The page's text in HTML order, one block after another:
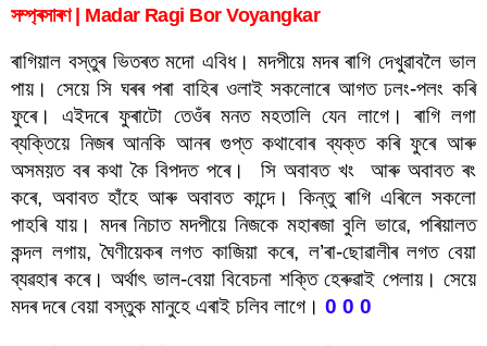
সম্প্ৰসাৰণ | Madar Ragi Bor Voyangkar
ৰাগিয়াল বস্তুৰ ভিতৰত মদো এবিধ। মদপীয়ে মদৰ ৰাগি দেখুৱাবলৈ ভাল
পায়। সেয়ে সি ঘৰৰ পৰা বাহিৰ ওলাই সকলোৰে আগত ঢলং-পলং কৰি
ফুৰে। এইদৰে ফুৰাটো তেওঁৰ মনত মহতালি যেন লাগে। ৰাগি লগা
ব্যক্তিয়ে নিজৰ আনকি আনৰ গুপ্ত কথাবোৰ ব্যক্ত কৰি ফুৰে আৰু
অসময়ত বৰ কথা কৈ বিপদত পৰে।  সি অবাবত খং  আৰু অবাবত ৰং
কৰে, অবাবত হাঁহে আৰু অবাবত কান্দে। কিন্তু ৰাগি এৰিলে সকলো
পাহৰি যায়। মদৰ নিচাত মদপীয়ে নিজকে মহাৰজা বুলি ভাৱে, পৰিয়ালত
কন্দল লগায়, ঘৈণীয়েকৰ লগত কাজিয়া কৰে, ল’ৰা-ছোৱালীৰ লগত বেয়া
ব্যৱহাৰ কৰে। অৰ্থাৎ ভাল-বেয়া বিবেচনা শক্তি হেৰুৱাই পেলায়। সেয়ে
মদৰ দৰে বেয়া বস্তুক মানুহে এৰাই চলিব লাগে। 0 0 0